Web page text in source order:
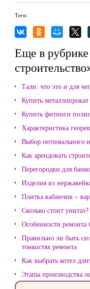
Теги:
Еще в
Тали: что это и для
Купить
Купить фитинги
Характеристика
Выбор оптимального
Как арендовать
Перегородки для
Изделия из
Плитка кабанчик –
Сколько стоит унитаз?
Особенности ремонта
Правильно ли быть
тонкостях ремонта
Как выбрать котел
Этапы производства